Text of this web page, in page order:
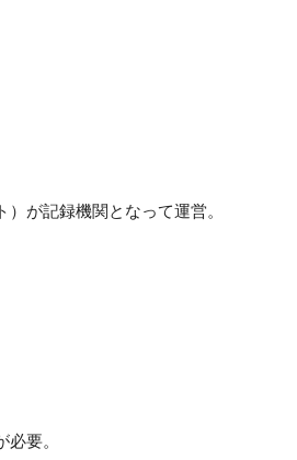
が記録機関となって運営。
必要。